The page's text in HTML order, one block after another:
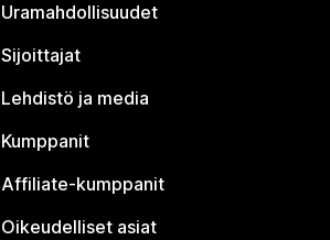
Uramahdollisuudet
Sijoittajat
Lehdistö ja media
Kumppanit
Affiliate-kumppanit
Oikeudelliset asiat